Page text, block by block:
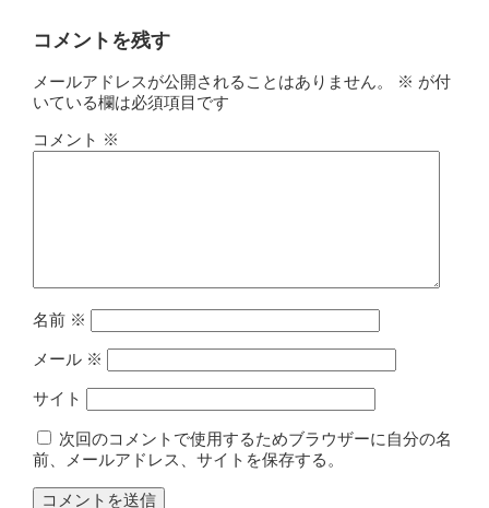
コメントを残す
メールアドレスが公開されることはありません。 ※ が付
いている欄は必須項目です
コメント ※
名前 ※
メール ※
サイト
次回のコメントで使用するためブラウザーに自分の名
前、メールアドレス、サイトを保存する。